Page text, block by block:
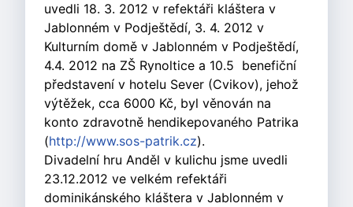
uvedli 18. 3. 2012 v refektáři kláštera v
Jablonném v Podještědí, 3. 4. 2012 v
Kulturním domě v Jablonném v Podještědí,
4.4. 2012 na ZŠ Rynoltice a 10.5 benefiční
představení v hotelu Sever (Cvikov), jehož
výtěžek, cca 6000 Kč, byl věnován na
konto zdravotně hendikepovaného Patrika
(http://www.sos-patrik.cz).
Divadelní hru Anděl v kulichu jsme uvedli
23.12.2012 ve velkém refektáři
dominikánského kláštera v Jablonném v